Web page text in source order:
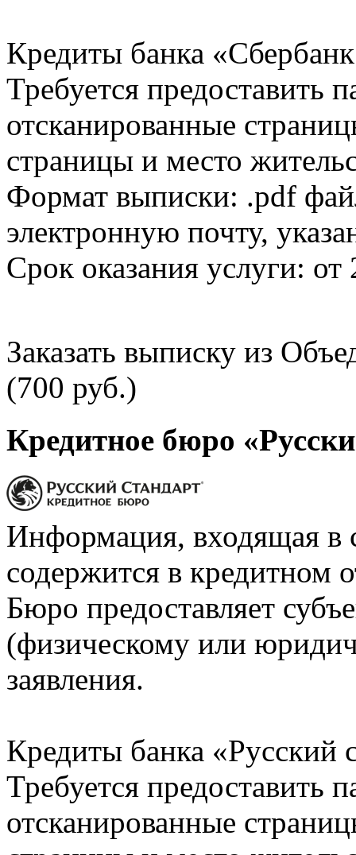
Кредиты банка
Требуется предоставить
отсканированные
страницы и место
Формат выписки: .pdf
электронную почту,
Срок оказания услуги: от
Заказать выписку из
(700 руб.)
Кредитное бюро
Информация, входящая в
содержится в кредитном
Бюро предоставляет
(физическому или
заявления.
Кредиты банка «Русский
Требуется предоставить
отсканированные